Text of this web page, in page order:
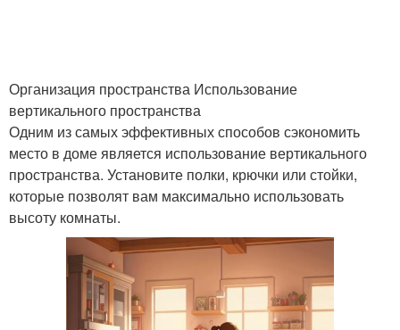
Организация пространства Использование
вертикального пространства
Одним из самых эффективных способов сэкономить
место в доме является использование вертикального
пространства. Установите полки, крючки или стойки,
которые позволят вам максимально использовать
высоту комнаты.